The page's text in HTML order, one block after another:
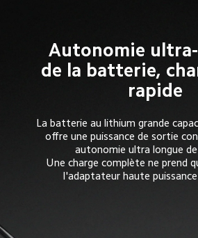
Autonomie
de la batterie,
rapide
La batterie au lithium grande
offre une puissance de sortie
autonomie ultra longue de
Une charge complète ne prend
l'adaptateur haute puissance